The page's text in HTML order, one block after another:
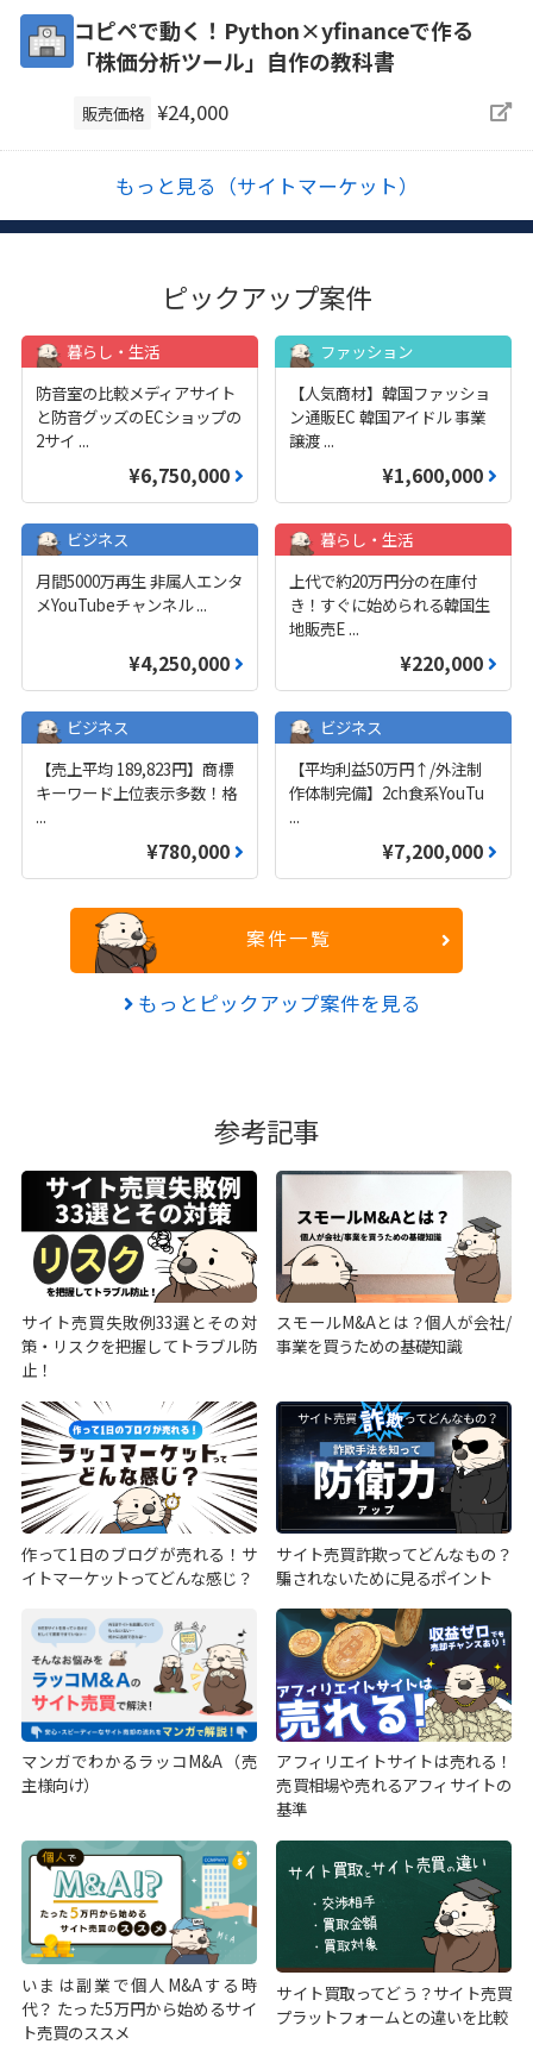
コピペで動く！Python×yfinanceで作る
「株価分析ツール」自作の教科書
販売価格 ¥24,000
もっと見る（サイトマーケット）
ピックアップ案件
暮らし・生活
防音室の比較メディアサイト
と防音グッズのECショップの
2サイ ...
¥6,750,000
ファッション
【人気商材】韓国ファッショ
ン通販EC 韓国アイドル 事業
譲渡 ...
¥1,600,000
ビジネス
月間5000万再生 非属人エンタ
メYouTubeチャンネル...
¥4,250,000
暮らし・生活
上代で約20万円分の在庫付
き！すぐに始められる韓国生
地販売E ...
¥220,000
ビジネス
【売上平均 189,823円】商標
キーワード上位表示多数！格
...
¥780,000
ビジネス
【平均利益50万円↑/外注制
作体制完備】2ch食系YouTu
...
¥7,200,000
案件一覧
もっとピックアップ案件を見る
参考記事
サイト売買失敗例33選とその対
策・リスクを把握してトラブル防
止！
スモールM&Aとは？個人が会社/
事業を買うための基礎知識
作って1日のブログが売れる！サ
イトマーケットってどんな感じ？
サイト売買詐欺ってどんなもの？
騙されないために見るポイント
マンガでわかるラッコM&A（売
主様向け）
アフィリエイトサイトは売れる！
売買相場や売れるアフィサイトの
基準
いまは副業で個人M&Aする時
代？ たった5万円から始めるサイ
ト売買のススメ
サイト買取ってどう？サイト売買
プラットフォームとの違いを比較